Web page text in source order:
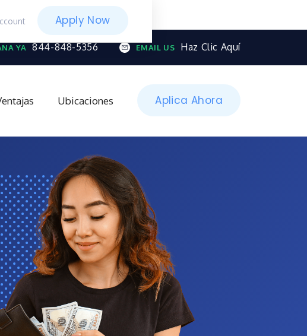
Apply Now
YA 844-848-5356 EMAIL US Haz Clic Aquí
Ubicaciones Aplica Ahora